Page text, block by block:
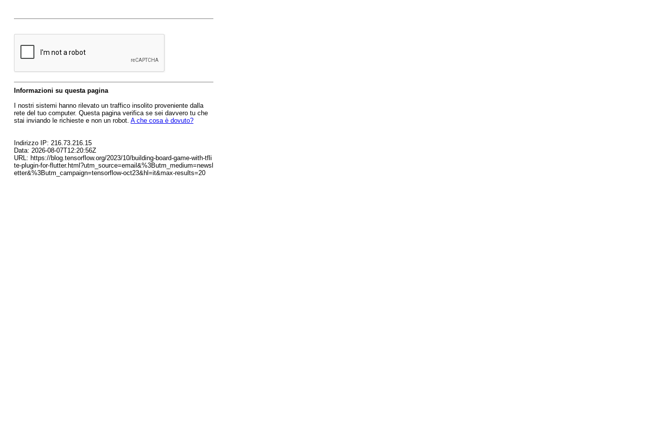
Informazioni su questa pagina
I nostri sistemi hanno rilevato un traffico insolito proveniente dalla
rete del tuo computer. Questa pagina verifica se sei davvero tu che
stai inviando le richieste e non un robot. A che cosa è dovuto?
Indirizzo IP: 216.73.216.15
Data: 2026-08-07T12:20:56Z
URL: https://blog.tensorflow.org/2023/10/building-board-game-with-tfli
te-plugin-for-flutter.html?utm_source=email&%3Butm_medium=newsl
etter&%3Butm_campaign=tensorflow-oct23&hl=it&max-results=20